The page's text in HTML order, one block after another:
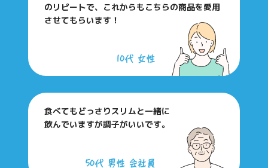
のリピートで、
これからもこちらの商品を愛用
させてもらいます！
食べてもどっさりスリムと一緒に
飲んでいますが調子がいいです。